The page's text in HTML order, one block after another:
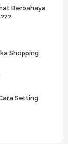
Berbahaya
Shopping
Setting